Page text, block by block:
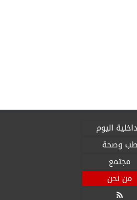
اليوم
طب وصحة
مجتمع
من نحن
